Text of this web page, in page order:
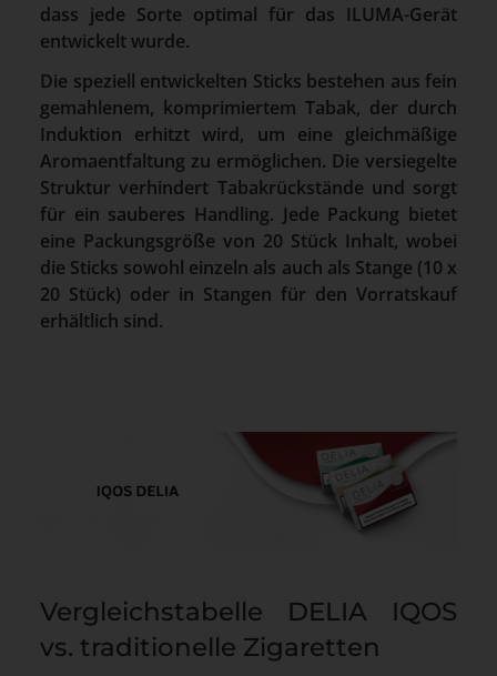
dass jede Sorte optimal für das ILUMA-Gerät
entwickelt wurde.
Die speziell entwickelten Sticks bestehen aus fein
gemahlenem, komprimiertem Tabak, der durch
Induktion erhitzt wird, um eine gleichmäßige
Aromaentfaltung zu ermöglichen. Die versiegelte
Struktur verhindert Tabakrückstände und sorgt
für ein sauberes Handling. Jede Packung bietet
eine Packungsgröße von 20 Stück Inhalt, wobei
die Sticks sowohl einzeln als auch als Stange (10 x
20 Stück) oder in Stangen für den Vorratskauf
erhältlich sind.
Vergleichstabelle DELIA IQOS
vs. traditionelle Zigaretten